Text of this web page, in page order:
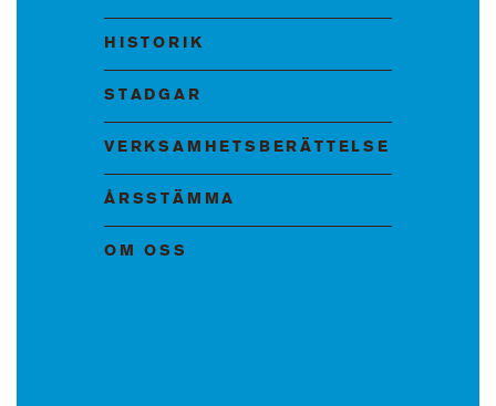
HISTORIK
STADGAR
VERKSAMHETSBERÄTTELSE
ÅRSSTÄMMA
OM OSS